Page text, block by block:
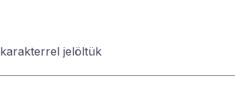
karakterrel jelöltük